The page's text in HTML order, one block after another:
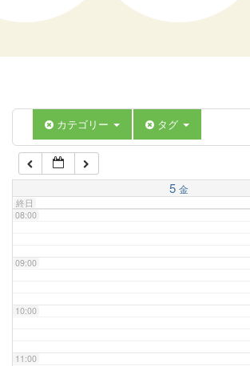
カテゴリー タグ
5 金
終日
04:00
07:00
08:00
09:00
10:00
11:00